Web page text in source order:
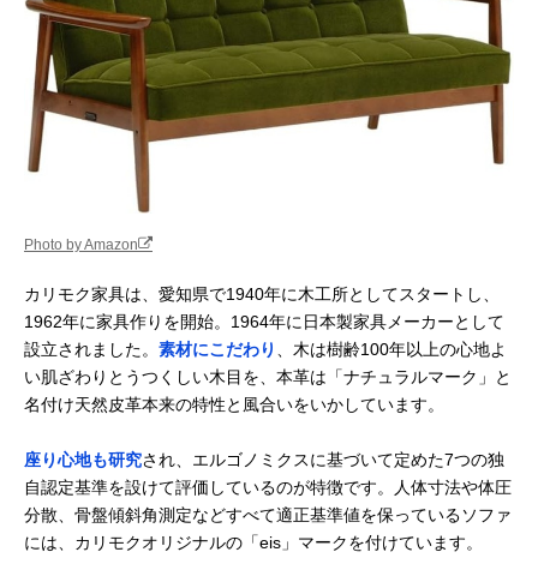
Photo by Amazon
カリモク家具は、愛知県で1940年に木工所としてスタートし、
1962年に家具作りを開始。1964年に日本製家具メーカーとして
設立されました。 素材にこだわり
、木は樹齢100年以上の心地よ
い肌ざわりとうつくしい木目を、本革は「ナチュラルマーク」と
名付け天然皮革本来の特性と風合いをいかしています。
座り心地も研究され、エルゴノミクスに基づいて定めた7つの独
自認定基準を設けて評価しているのが特徴です。人体寸法や体圧
分散、骨盤傾斜角測定などすべて適正基準値を保っているソファ
には、カリモクオリジナルの「eis」マークを付けています。